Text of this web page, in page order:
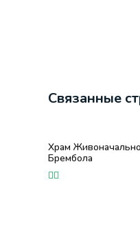
Связанные
Храм
Брембола